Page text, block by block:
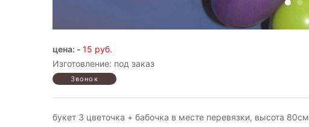
цена: - 15 руб.
Изготовление: под заказ
букет 3 цветочка + бабочка в месте перевязки, высота 80см